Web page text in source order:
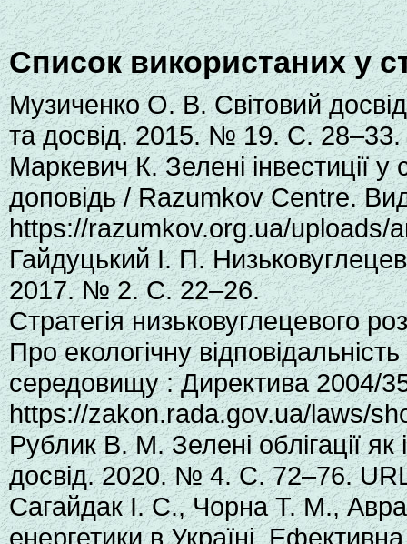
Список використаних у
Музиченко О. В. Світовий досвід
та досвід. 2015. № 19. С. 28–33.
Маркевич К. Зелені інвестиції у
доповідь / Razumkov Centre.
https://razumkov.org.ua/uploads/
Гайдуцький І. П.
2017. № 2. С. 22–26.
Стратегія низьковуглецевого
Про екологічну
середовищу : Директива 2004/
https://zakon.rada.gov.ua/laws/
Рублик В. М. Зелені облігації як
досвід. 2020. № 4. С. 72–76.
Сагайдак І. С., Чорна Т. М.,
енергетики в Україні.